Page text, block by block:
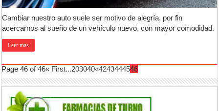
Cambiar nuestro auto suele ser motivo de alegría, por fin
acercarnos al sueño de un vehículo nuevo, con mayor comodidad.
Leer mas
Page 46 of 46« First...203040«4243444546